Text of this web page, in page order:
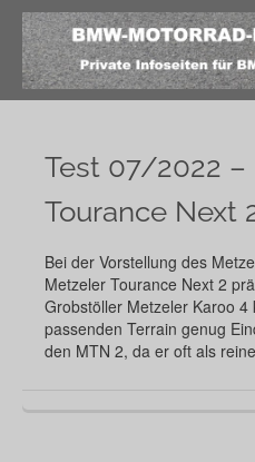
Test 07/2022
Tourance Next
Bei der Vorstellung des
Metzeler Tourance Next 2
Grobstöller Metzeler Karoo
passenden Terrain genug
den MTN 2, da er oft als